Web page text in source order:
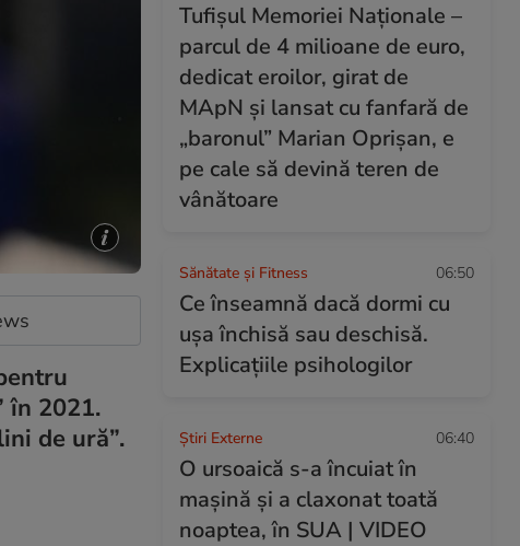
în 2021.
de ură”.
Tufișul Memoriei Naționale –
parcul de 4 milioane de euro,
dedicat eroilor, girat de
MApN și lansat cu fanfară de
„baronul” Marian Oprișan, e
pe cale să devină teren de
vânătoare
Sănătate și Fitness 06:50
Ce înseamnă dacă dormi cu
ușa închisă sau deschisă.
Explicațiile psihologilor
Știri Externe 06:40
O ursoaică s-a încuiat în
mașină și a claxonat toată
noaptea, în SUA | VIDEO